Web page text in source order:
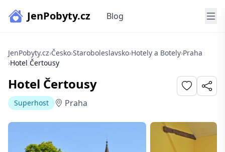
JenPobyty.cz Blog
JenPobyty.cz›Česko›Staroboleslavsko›Hotely a Botely›Praha
›Hotel Čertousy
Hotel Čertousy
Superhost Praha